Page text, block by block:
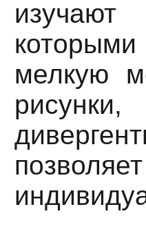
мелкую